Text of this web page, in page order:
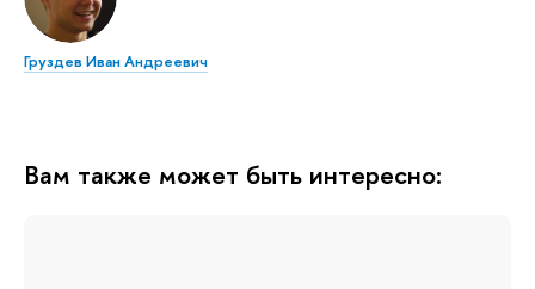
Груздев Иван Андреевич
Вам также может быть интересно: